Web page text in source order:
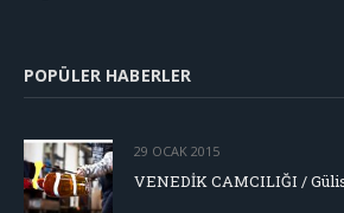
POPÜLER HABERLER
29 OCAK 2015
VENEDİK CAMCILIĞI /